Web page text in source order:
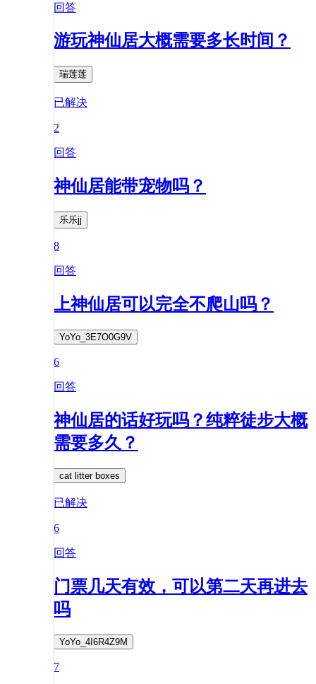
回答
游玩神仙居大概需要多长时间？
瑞莲莲
已解决
2
回答
神仙居能带宠物吗？
乐乐jj
8
回答
上神仙居可以完全不爬山吗？
YoYo_3E7O0G9V
6
回答
神仙居的话好玩吗？纯粹徒步大概
需要多久？
cat litter boxes
已解决
6
回答
门票几天有效，可以第二天再进去
吗
YoYo_4I6R4Z9M
7